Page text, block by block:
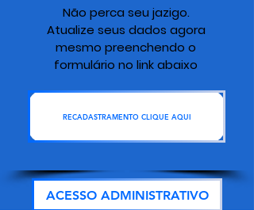
Não perca seu jazigo.
Atualize seus dados agora
mesmo preenchendo o
formulário no link abaixo
RECADASTRAMENTO CLIQUE AQUI
ACESSO ADMINISTRATIVO